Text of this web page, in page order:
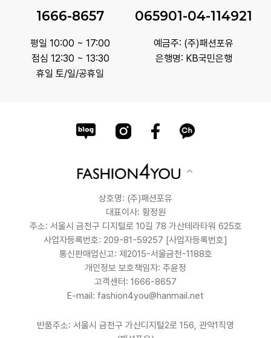
1666-8657
평일 10:00 ~ 17:00
점심 12:30 ~ 13:30
휴일 토/일/공휴일
065901-04-114921
예금주: (주)패션포유
은행명: KB국민은행
상호명: (주)패션포유
대표이사: 황정원
주소: 서울시 금천구 디지털로 10길 78 가산테라타워 625호
사업자등록번호: 209-81-59257 [사업자등록번호]
통신판매업신고: 제2015-서울금천-1188호
개인정보 보호책임자: 주윤정
고객센터: 1666-8657
E-mail: fashion4you@hanmail.net
반품주소: 서울시 금천구 가산디지털2로 156, 관악1직영